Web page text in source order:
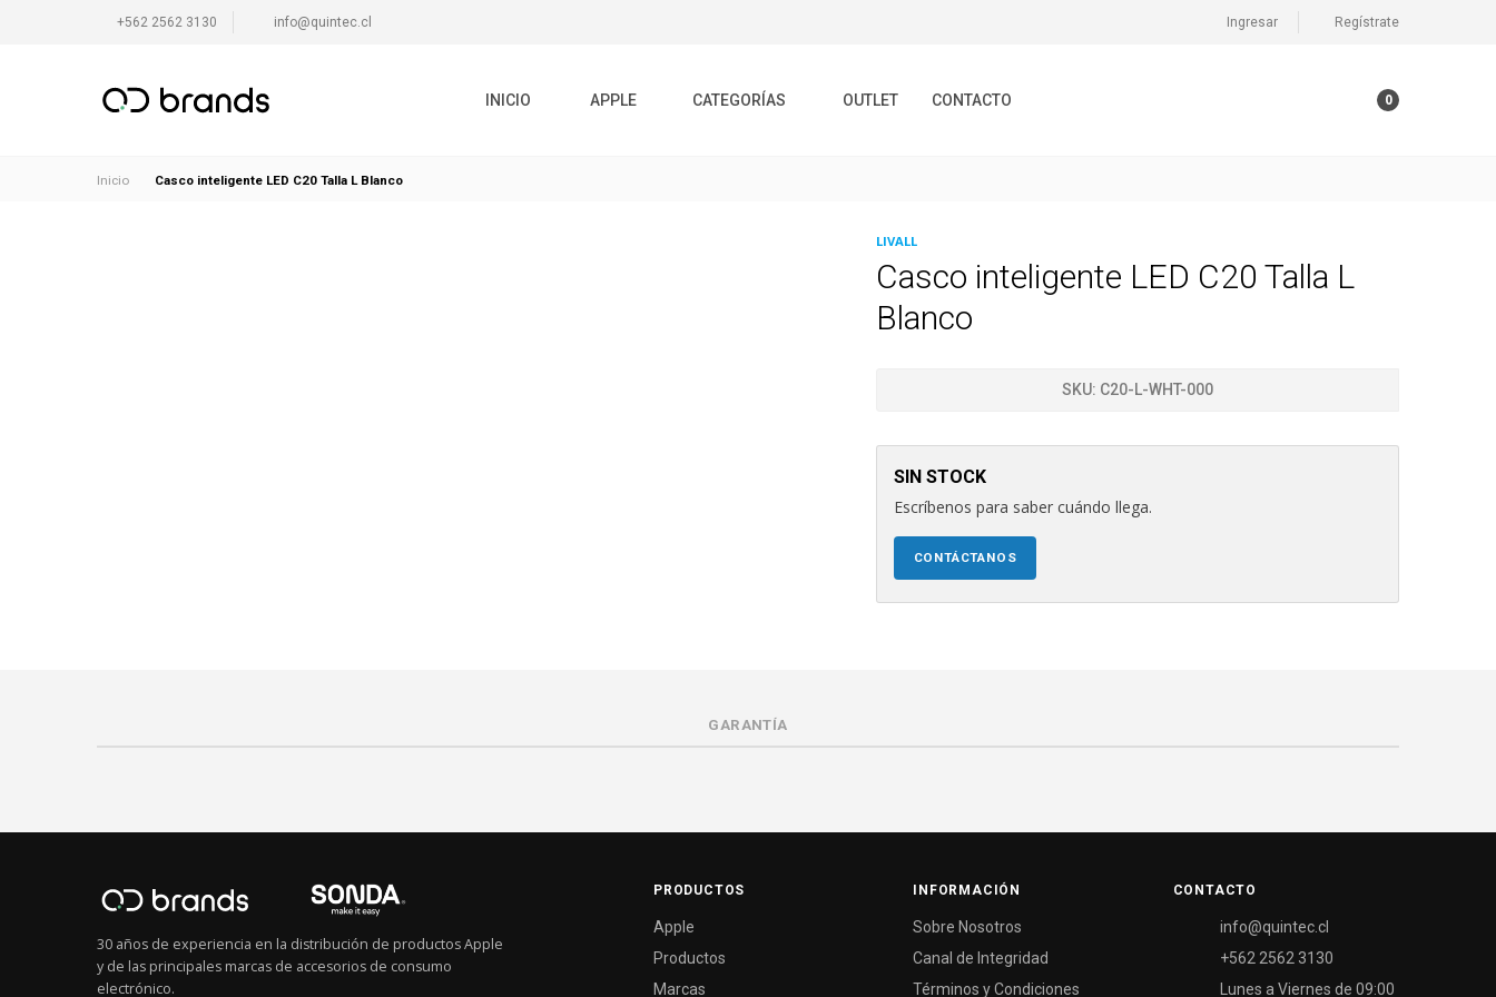
+562 2562 3130 info@quintec.cl Ingresar Regístrate
INICIO APPLE CATEGORÍAS OUTLET CONTACTO 0
Inicio Casco inteligente LED C20 Talla L Blanco
LIVALL
Casco inteligente LED C20 Talla L
Blanco
SKU: C20-L-WHT-000
SIN STOCK
Escríbenos para saber cuándo llega.
CONTÁCTANOS
GARANTÍA
30 años de experiencia en la distribución de productos Apple
y de las principales marcas de accesorios de consumo
electrónico.
PRODUCTOS
Apple
Productos
Marcas
INFORMACIÓN
Sobre Nosotros
Canal de Integridad
Términos y Condiciones
CONTACTO
info@quintec.cl
+562 2562 3130
Lunes a Viernes de 09:00